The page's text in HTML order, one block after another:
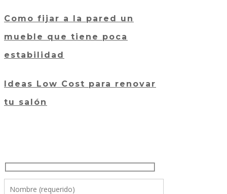
Como fijar a la pared un
mueble que tiene poca
estabilidad
Ideas Low Cost para renovar
tu salón